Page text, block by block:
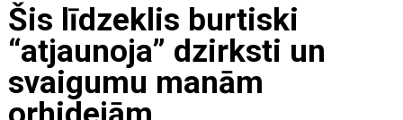
Šis līdzeklis burtiski
“atjaunoja” dzirksti un
svaigumu manām